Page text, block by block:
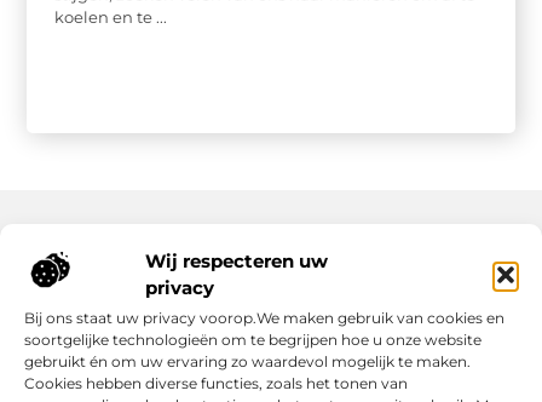
Wij respecteren uw
privacy
Bij ons staat uw privacy voorop.We maken gebruik van cookies en
soortgelijke technologieën om te begrijpen hoe u onze website
gebruikt én om uw ervaring zo waardevol mogelijk te maken.
Cookies hebben diverse functies, zoals het tonen van
koelen en te ...
Onze informatie